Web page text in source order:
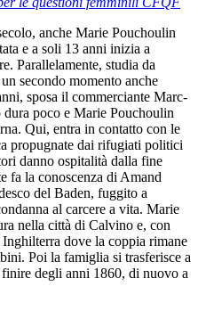
anche Marie Pouchoulin
e a soli 13 anni inizia a
Parallelamente, studia da
secondo momento anche
sposa il commerciante Marc-
poco e Marie Pouchoulin
Qui, entra in contatto con le
propugnate dai rifugiati politici
danno ospitalità dalla fine
fa la conoscenza di Amand
del Baden, fuggito a
al carcere a vita. Marie
nella città di Calvino e, con
dove la coppia rimane
Poi la famiglia si trasferisce a
degli anni 1860, di nuovo a